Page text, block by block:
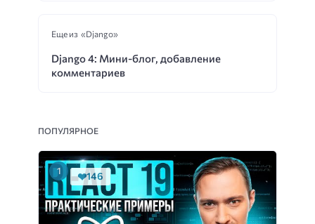
Еще из «Django»
Django 4: Мини-блог, добавление
комментариев
ПОПУЛЯРНОЕ
146